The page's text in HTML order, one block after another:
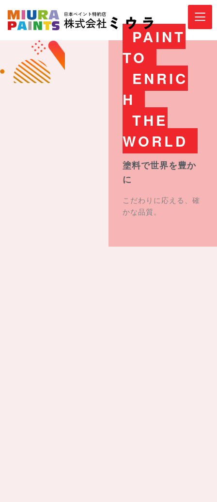
プ
PAINT
TO
ENRIC
H
THE
WORLD
塗料で世界を豊か
に
こだわりに応える、確
かな品質。